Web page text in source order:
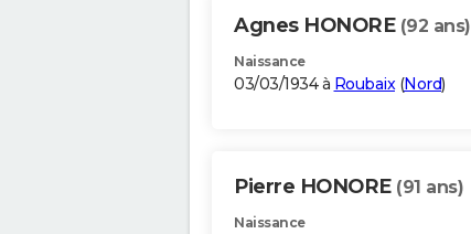
Agnes HONORE (92 ans)
Naissance
03/03/1934 à Roubaix(Nord)
Pierre HONORE (91 ans)
Naissance